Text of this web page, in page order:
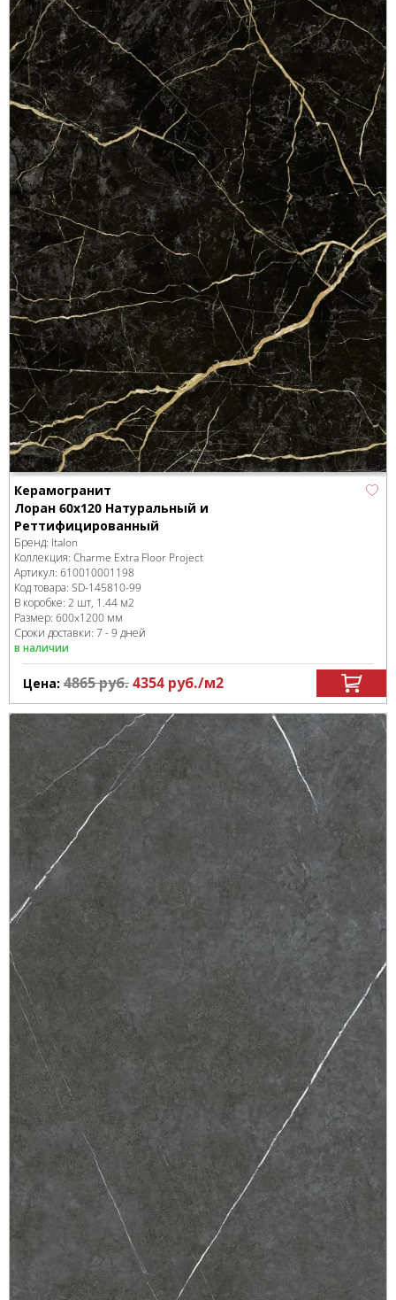
Керамогранит
Лоран 60x120 Натуральный и
Реттифицированный
Бренд: Italon
Коллекция: Charme Extra Floor Project
Артикул: 610010001198
Код товара: SD-145810-99
В коробке: 2 шт, 1.44 м2
Размер: 600x1200 мм
Сроки доставки: 7 - 9 дней
в наличии
Цена: 4865руб.4354 руб./м2